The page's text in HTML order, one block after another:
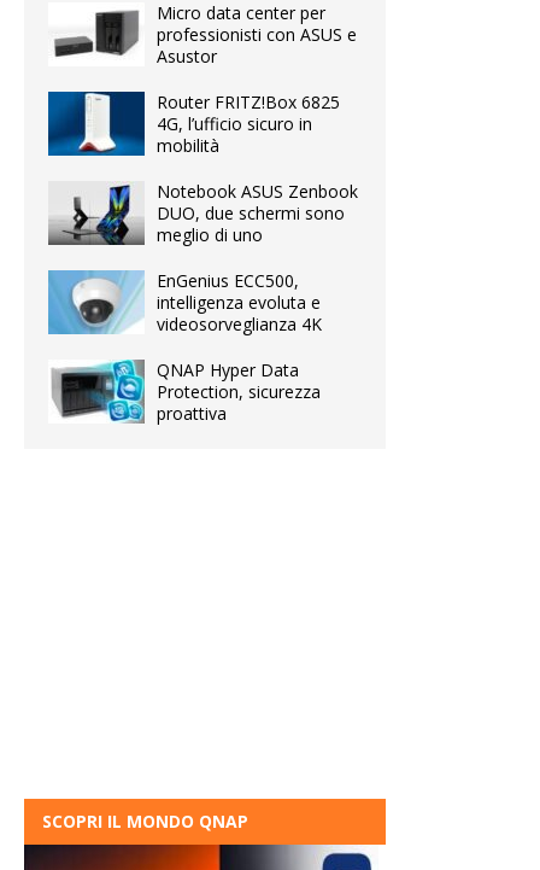
Micro data center per
professionisti con ASUS e
Asustor
Router FRITZ!Box 6825
4G, l’ufficio sicuro in
mobilità
Notebook ASUS Zenbook
DUO, due schermi sono
meglio di uno
EnGenius ECC500,
intelligenza evoluta e
videosorveglianza 4K
QNAP Hyper Data
Protection, sicurezza
proattiva
SCOPRI IL MONDO QNAP